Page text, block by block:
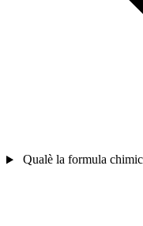
Qualè la formula